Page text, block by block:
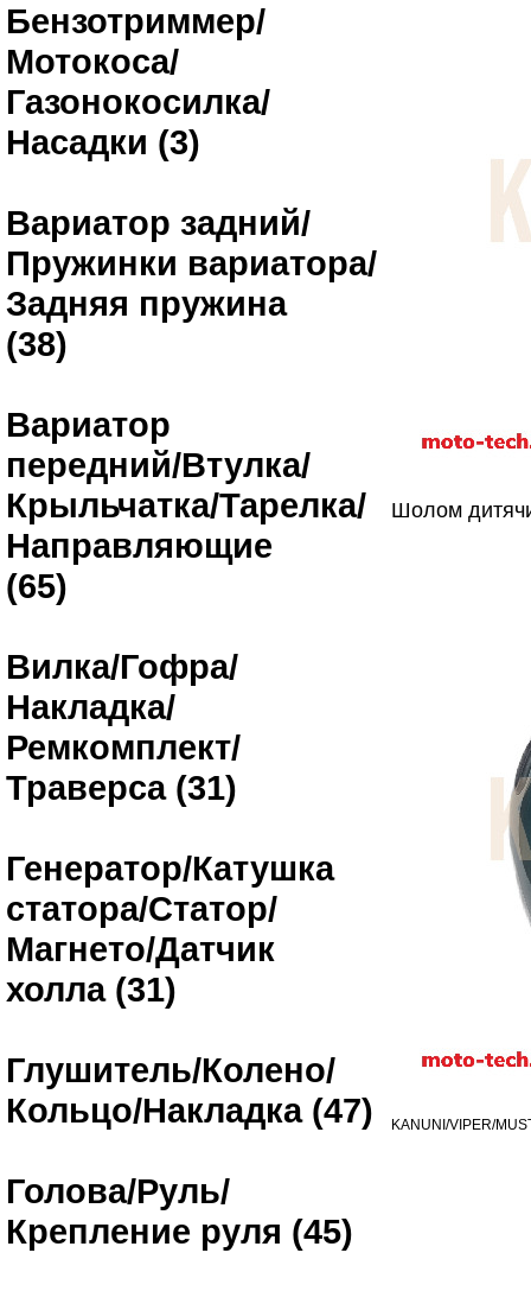
Бензотриммер/
Мотокоса/
Газонокосилка/
Насадки (3)
Вариатор задний/
Пружинки вариатора/
Задняя пружина
(38)
Вариатор
передний/Втулка/
Крыльчатка/Тарелка/
Направляющие
(65)
Вилка/Гофра/
Накладка/
Ремкомплект/
Траверса (31)
Генератор/Катушка
статора/Статор/
Магнето/Датчик
холла (31)
Глушитель/Колено/
Кольцо/Накладка (47)
Голова/Руль/
Крепление руля (45)
Шолом
KANUNI/VIPER/